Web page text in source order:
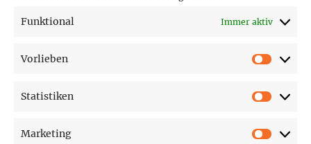
Funktional Immer aktiv
Vorlieben
Statistiken
Marketing
Hofer Techniks Shop
Sonne und Erde
SEITEN
Affiliate Disclosure